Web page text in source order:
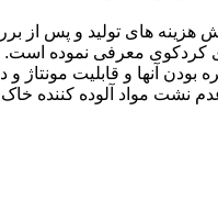
های تولید و پس از
کردکوی معرفی نموده است.
و قابلیت مونتاژ و
مواد آلوده کننده خاک